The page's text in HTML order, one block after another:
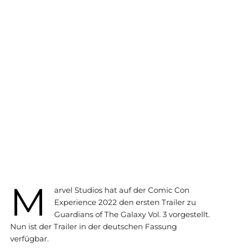
M
arvel Studios hat auf der Comic Con
Experience 2022 den ersten Trailer zu
Guardians of The Galaxy Vol. 3 vorgestellt.
Nun ist der Trailer in der deutschen Fassung
verfügbar.